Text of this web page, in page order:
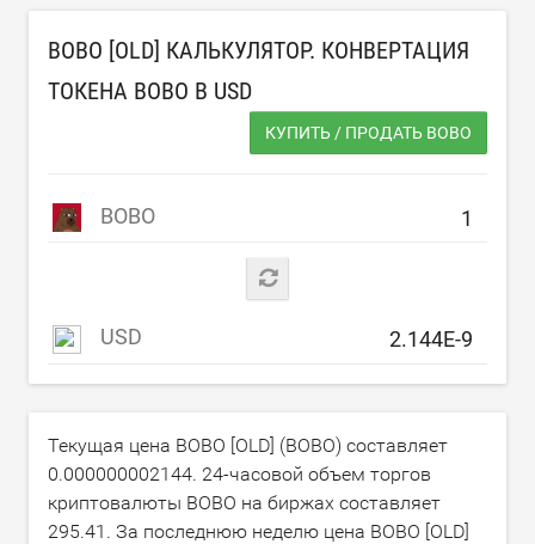
BOBO [OLD] КАЛЬКУЛЯТОР. КОНВЕРТАЦИЯ
ТОКЕНА BOBO В USD
КУПИТЬ / ПРОДАТЬ BOBO
BOBO
USD
Текущая цена BOBO [OLD] (BOBO) составляет
0.000000002144. 24-часовой объем торгов
криптовалюты BOBO на биржах составляет
295.41 . За последнюю неделю цена BOBO [OLD]